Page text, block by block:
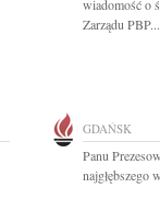
wiadomość o
Zarządu PBP...
GDAŃSK
Panu
najgłębszego